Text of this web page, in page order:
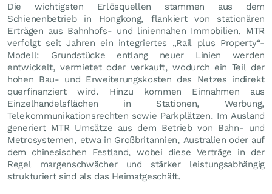
Die wichtigsten Erlösquellen stammen aus dem
Schienenbetrieb in Hongkong, flankiert von stationären
Erträgen aus Bahnhofs- und liniennahen Immobilien. MTR
verfolgt seit Jahren ein integriertes „Rail plus Property“-
Modell: Grundstücke entlang neuer Linien werden
entwickelt, vermietet oder verkauft, wodurch ein Teil der
hohen Bau- und Erweiterungskosten des Netzes indirekt
querfinanziert wird. Hinzu kommen Einnahmen aus
Einzelhandelsflächen in Stationen, Werbung,
Telekommunikationsrechten sowie Parkplätzen. Im Ausland
generiert MTR Umsätze aus dem Betrieb von Bahn- und
Metrosystemen, etwa in Großbritannien, Australien oder auf
dem chinesischen Festland, wobei diese Verträge in der
Regel margenschwächer und stärker leistungsabhängig
strukturiert sind als das Heimatgeschäft.